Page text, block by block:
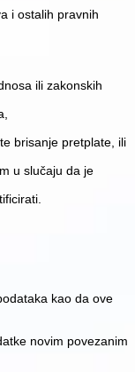
i ostalih pravnih
ili zakonskih
brisanje pretplate, ili
u slučaju da je
kao da ove
novim povezanim